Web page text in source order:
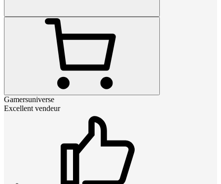
Gamersuniverse
Excellent vendeur